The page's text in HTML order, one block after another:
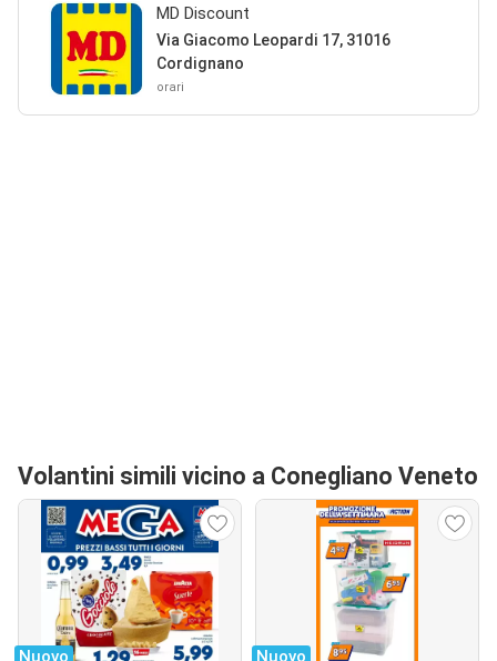
MD Discount
Via Giacomo Leopardi 17, 31016
Cordignano
orari
Volantini simili vicino a Conegliano Veneto
Nuovo Nuovo